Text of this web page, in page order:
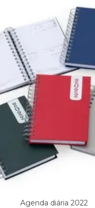
Agenda diária 2022